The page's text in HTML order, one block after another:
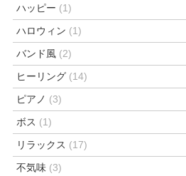
ハッピー (1)
ハロウィン (1)
バンド風 (2)
ヒーリング (14)
ピアノ (3)
ボス (1)
リラックス (17)
不気味 (3)